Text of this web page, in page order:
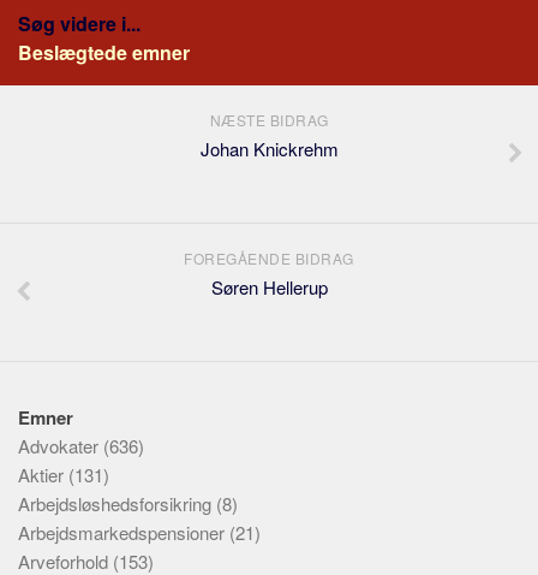
Søg videre i...
Beslægtede emner
NÆSTE BIDRAG
Johan Knickrehm
FOREGÅENDE BIDRAG
Søren Hellerup
Emner
Advokater (636)
Aktier (131)
Arbejdsløshedsforsikring (8)
Arbejdsmarkedspensioner (21)
Arveforhold (153)